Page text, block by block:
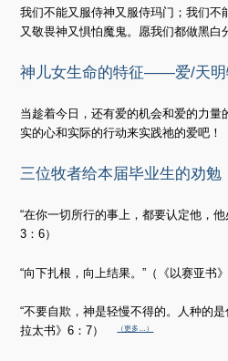
我们不能又服侍神又服侍玛门；我们不
又敬畏神又惧怕魔鬼。愿我们都做黑白
神儿女生命的特征——爱/天明
当趁着今日，还有爱的机会和爱的力量
实的心和实际的行动来实践祂的爱吧！
三位牧者给本届毕业生的劝勉
“在你一切所行的事上，都要认定他，他
3：6）
“向下扎根，向上结果。”（《以赛亚书》
“不要自欺，神是轻慢不得的。人种的
拉太书》6：7）
（更多…）